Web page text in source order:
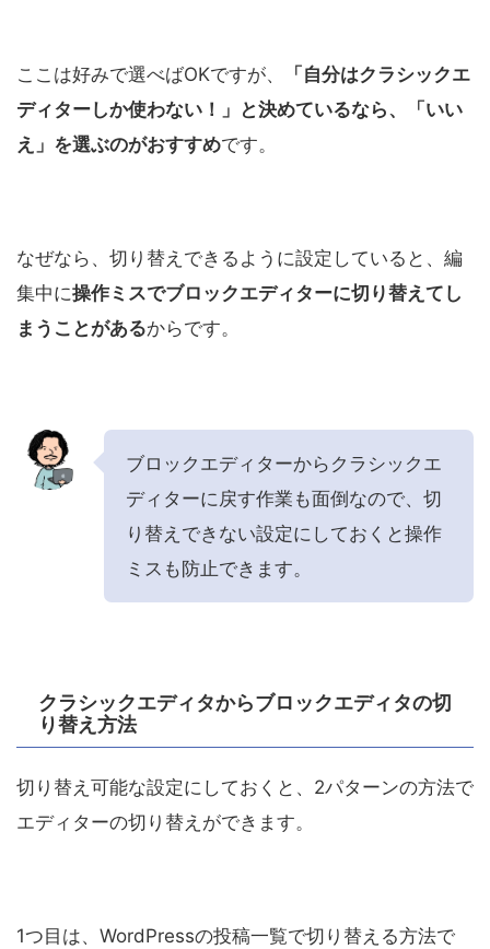
ここは好みで選べばOKですが、
「自分はクラシックエ
ディターしか使わない！」と決めているなら、「いい
え」を選ぶのがおすすめです。
なぜなら、切り替えできるように設定していると、編
集中に操作ミスでブロックエディターに切り替えてし
まうことがあるからです。
ブロックエディターからクラシックエ
ディターに戻す作業も面倒なので、切
り替えできない設定にしておくと操作
ミスも防止できます。
クラシックエディタからブロックエディタの切
り替え方法
切り替え可能な設定にしておくと、2パターンの方法で
エディターの切り替えができます。
1つ目は、WordPressの投稿一覧で切り替える方法で